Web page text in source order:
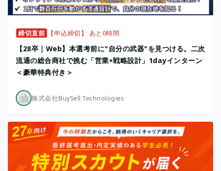
締切直前 【申込締切】 あと0時間
【28卒｜Web】本選考前に"自分の武器"を見つける。二次
流通の総合商社で挑む「営業×戦略設計」1dayインターン
＜豪華特典付き＞
株式会社BuySell Technologies